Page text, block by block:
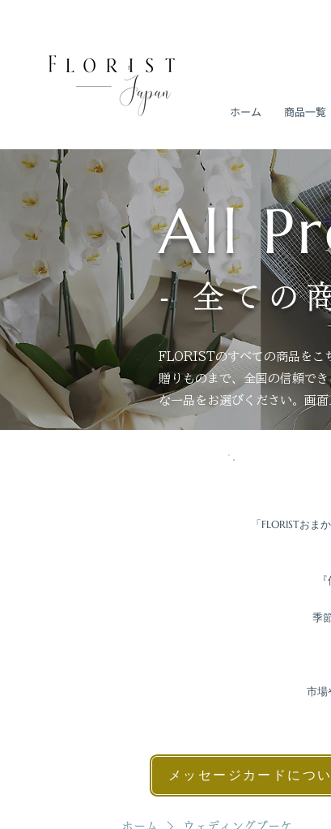
ホーム 商品一覧
All
- 全ての
FLORISTのすべての商品をこ
贈りものまで、全国の信頼で
な一品をお選びください。画
「FLORISTお
季
市場
メッセージカードにつ
ホーム ウェディングブーケ